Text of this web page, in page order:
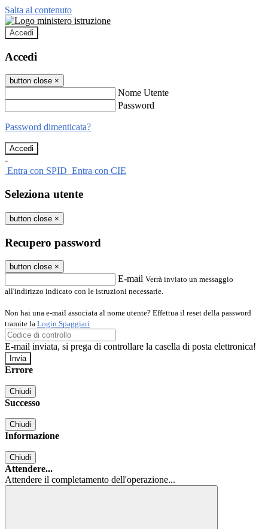
Salta al contenuto
Accedi
Accedi
button close ×
Nome Utente
Password
Password dimenticata?
-
Entra con SPID Entra con CIE
Seleziona utente
button close ×
Recupero password
button close ×
E-mail Verrà inviato un messaggio
all'indirizzo indicato con le istruzioni necessarie.
Non hai una e-mail associata al nome utente? Effettua il reset della password
tramite la Login Spaggiari
E-mail inviata, si prega di controllare la casella di posta elettronica!
Errore
Chiudi
Successo
Chiudi
Informazione
Chiudi
Attendere...
Attendere il completamento dell'operazione...